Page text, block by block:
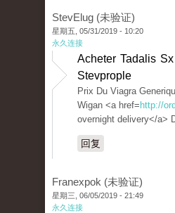
StevElug (未验证)
星期五, 05/31/2019 - 10:20
永久连接
Acheter Tadalis
Stevprople
Prix Du Viagra
Wigan <a href= http://
overnight delivery</a>
回复
Franexpok (未验证)
星期三, 06/05/2019 - 21:49
永久连接